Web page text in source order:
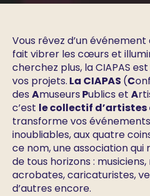
Vous rêvez d’un
fait vibrer les cœurs et
cherchez plus, la CIAPAS
vos projets. La CIAPAS (C
des Amuseurs Publics et A
c’est le collectif
transforme vos
inoubliables, aux quatre
ce nom, une association qui
de tous horizons :
acrobates, caricaturistes,
d’autres encore.